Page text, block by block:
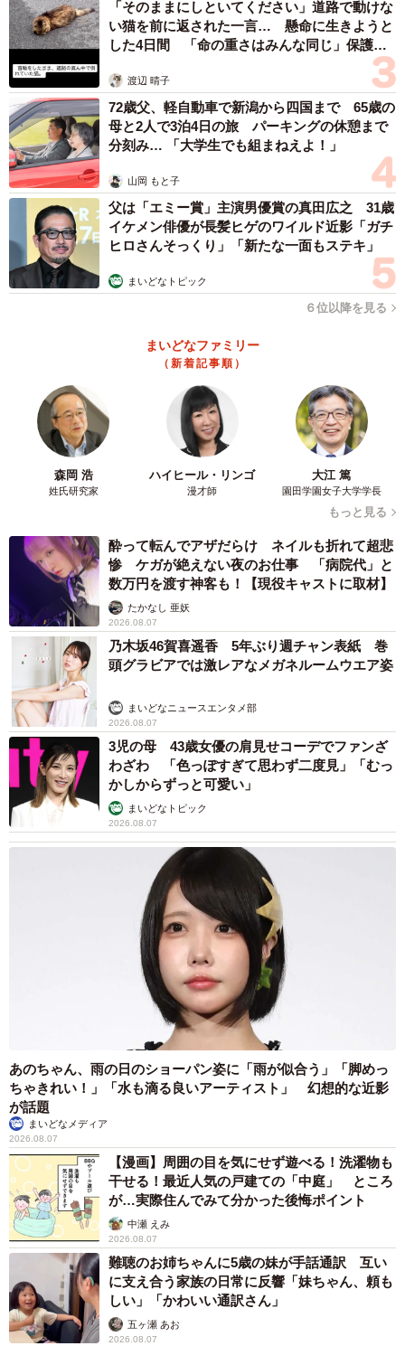
「そのままにしといてください」道路で動けな
い猫を前に返された一言… 懸命に生きようと
した4日間 「命の重さはみんな同じ」保護団
渡辺 晴子
72歳父、軽自動車で新潟から四国まで 65歳の
母と2人で3泊4日の旅 パーキングの休憩まで
分刻み… 「大学生でも組まねえよ！」
山岡 もと子
父は「エミー賞」主演男優賞の真田広之 31歳
イケメン俳優が長髪ヒゲのワイルド近影「ガチ
ヒロさんそっくり」「新たな一面もステキ」
まいどなトピック
６位以降を見る
まいどなファミリー
（新着記事順）
森岡 浩
姓氏研究家
ハイヒール・リンゴ
漫才師
大江 篤
園田学園女子大学学長
もっと見る
酔って転んでアザだらけ ネイルも折れて超悲
惨 ケガが絶えない夜のお仕事 「病院代」と
数万円を渡す神客も！【現役キャストに取材】
たかなし 亜妖
2026.08.07
乃木坂46賀喜遥香 5年ぶり週チャン表紙 巻
頭グラビアでは激レアなメガネルームウエア姿
まいどなニュースエンタメ部
2026.08.07
3児の母 43歳女優の肩見せコーデでファンざ
わざわ 「色っぽすぎて思わず二度見」「むっ
かしからずっと可愛い」
まいどなトピック
2026.08.07
あのちゃん、雨の日のショーパン姿に「雨が似合う」「脚めっ
ちゃきれい！」「水も滴る良いアーティスト」 幻想的な近影
が話題
まいどなメディア
2026.08.07
【漫画】周囲の目を気にせず遊べる！洗濯物も
干せる！最近人気の戸建ての「中庭」 ところ
が…実際住んでみて分かった後悔ポイント
中瀬 えみ
2026.08.07
難聴のお姉ちゃんに5歳の妹が手話通訳 互い
に支え合う家族の日常に反響「妹ちゃん、頼も
しい」「かわいい通訳さん」
五ヶ瀬 あお
2026.08.07